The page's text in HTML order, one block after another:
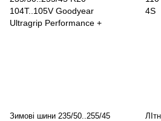
Зимові шини 235/50..255/45